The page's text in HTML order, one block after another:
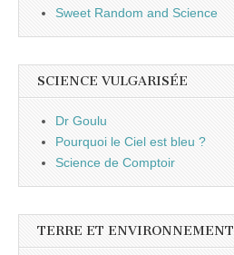
Sweet Random and Science
SCIENCE VULGARISÉE
Dr Goulu
Pourquoi le Ciel est bleu ?
Science de Comptoir
TERRE ET ENVIRONNEMENT